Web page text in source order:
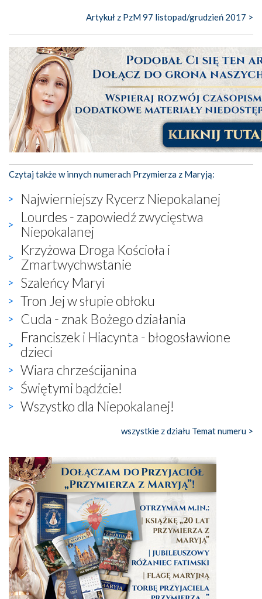
Artykuł z PzM 97 listopad/grudzień 2017 >
Czytaj także w innych numerach Przymierza z Maryją:
Najwierniejszy Rycerz Niepokalanej
Lourdes - zapowiedź zwycięstwa
Niepokalanej
Krzyżowa Droga Kościoła i
Zmartwychwstanie
Szaleńcy Maryi
Tron Jej w słupie obłoku
Cuda - znak Bożego działania
Franciszek i Hiacynta - błogosławione
dzieci
Wiara chrześcijanina
Świętymi bądźcie!
Wszystko dla Niepokalanej!
wszystkie z działu Temat numeru >